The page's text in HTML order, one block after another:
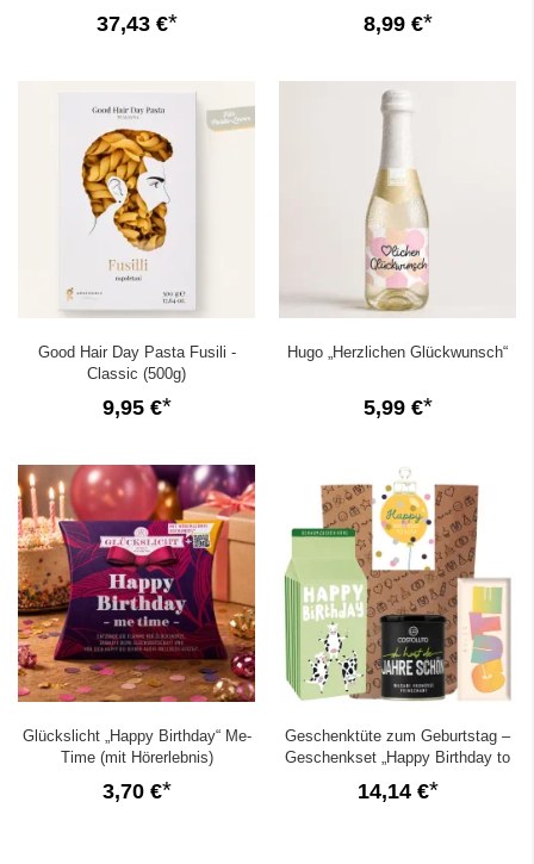
Happy Birthday!“ (Set 3)
37,43 € 8,99 €
Good Hair Day Pasta Fusili -
Classic (500g)
9,95 €
Hugo „Herzlichen Glückwunsch“
5,99 €
Glückslicht „Happy Birthday“ Me-
Time (mit Hörerlebnis)
3,70 €
Geschenktüte zum Geburtstag –
Geschenkset „Happy Birthday to
you!“ (Set 26)
14,14 €